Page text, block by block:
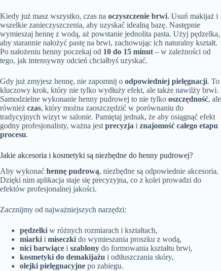
Kiedy już masz wszystko, czas na oczyszczenie brwi. Usuń makijaż i
wszelkie zanieczyszczenia, aby uzyskać idealną bazę. Następnie
wymieszaj hennę z wodą, aż powstanie jednolita pasta. Użyj pędzelka,
aby starannie nałożyć pastę na brwi, zachowując ich naturalny kształt.
Po nałożeniu henny poczekaj od 10 do 15 minut – w zależności od
tego, jak intensywny odcień chciałbyś uzyskać.
Gdy już zmyjesz hennę, nie zapomnij o odpowiedniej pielęgnacji. To
kluczowy krok, który nie tylko wydłuży efekt, ale także nawilży brwi.
Samodzielne wykonanie henny pudrowej to nie tylko oszczędność, ale
również czas, który można zaoszczędzić w porównaniu do
tradycyjnych wizyt w salonie. Pamiętaj jednak, że aby osiągnąć efekt
godny profesjonalisty, ważna jest precyzja i znajomość całego etapu
procesu.
Jakie akcesoria i kosmetyki są niezbędne do henny pudrowej?
Aby wykonać hennę pudrową, niezbędne są odpowiednie akcesoria.
Dzięki nim aplikacja staje się precyzyjna, co z kolei prowadzi do
efektów profesjonalnej jakości.
Zacznijmy od najważniejszych narzędzi:
pędzelki w różnych rozmiarach i kształtach,
miarki i miseczki do wymieszania proszku z wodą,
nici barwiące i szablony do formowania kształtu brwi,
kosmetyki do demakijażu i odtłuszczania skóry,
olejki pielęgnacyjne po zabiegu.